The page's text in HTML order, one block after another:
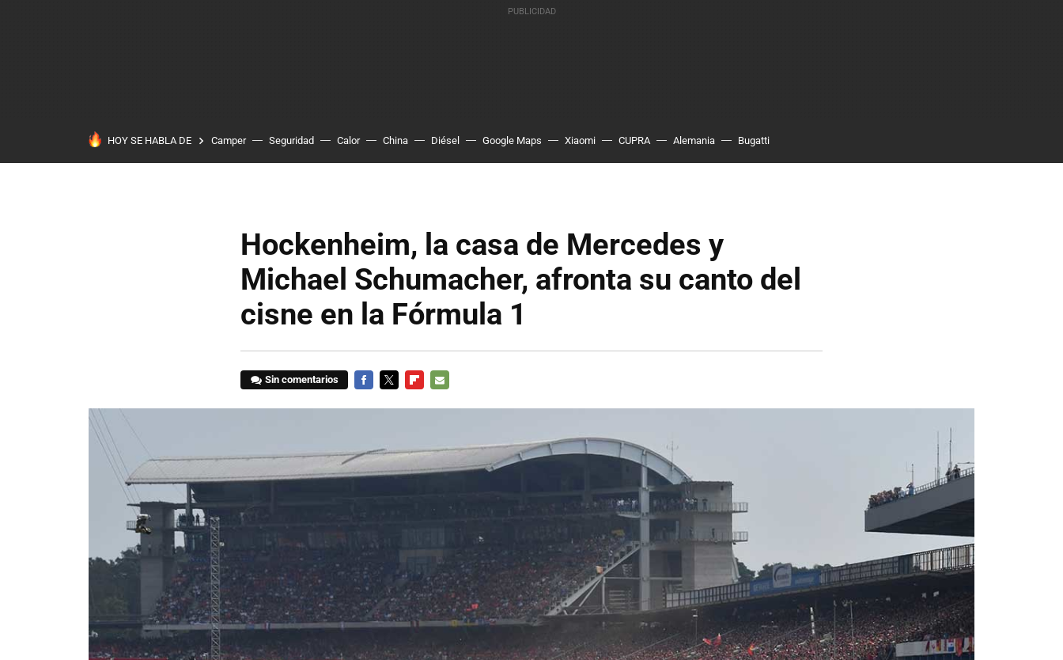
HOY SE HABLA DE Camper Seguridad Calor China Diésel Google Maps Xiaomi CUPRA Alemania Bugatti
Hockenheim, la casa de Mercedes y
Michael Schumacher, afronta su canto del
cisne en la Fórmula 1
Sin comentarios